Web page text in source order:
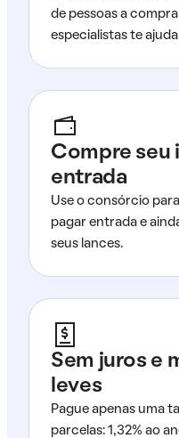
de pessoas a
especialistas te
Compre seu
entrada
Use o consórcio
pagar entrada e
seus lances.
Sem juros e
leves
Pague apenas uma
parcelas: 1,32% ao